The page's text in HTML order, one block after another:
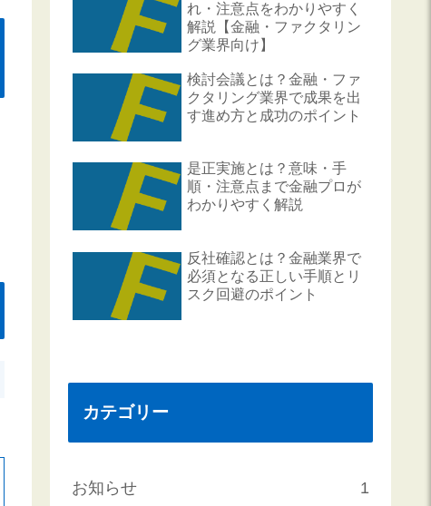
れ・注意点をわかりやすく
解説【金融・ファクタリン
グ業界向け】
検討会議とは？金融・ファ
クタリング業界で成果を出
す進め方と成功のポイント
是正実施とは？意味・手
順・注意点まで金融プロが
わかりやすく解説
反社確認とは？金融業界で
必須となる正しい手順とリ
スク回避のポイント
カテゴリー
お知らせ 1